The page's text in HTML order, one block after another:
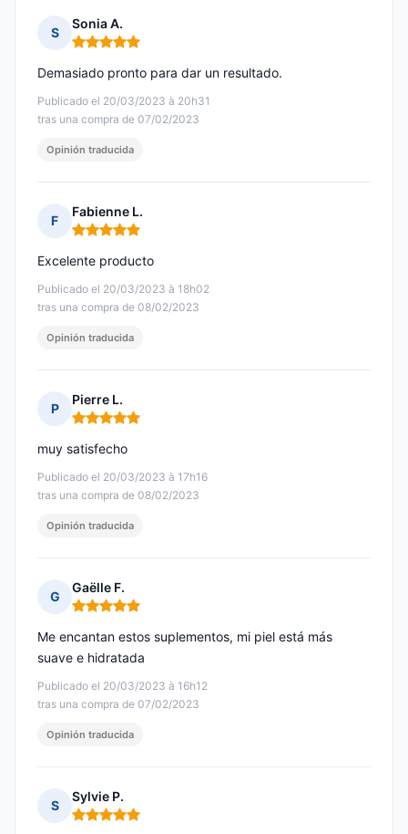
S
Sonia A.
Nota: 5 de 5
Publicado el 20/03/2023 à 20h31
tras una compra de 07/02/2023
Demasiado pronto para dar un resultado.
Opinión traducida
F
Fabienne L.
Nota: 5 de 5
Publicado el 20/03/2023 à 18h02
tras una compra de 08/02/2023
Excelente producto
Opinión traducida
P
Pierre L.
Nota: 5 de 5
Publicado el 20/03/2023 à 17h16
tras una compra de 08/02/2023
muy satisfecho
Opinión traducida
G
Gaëlle F.
Nota: 5 de 5
Publicado el 20/03/2023 à 16h12
tras una compra de 07/02/2023
Me encantan estos suplementos, mi piel está más
suave e hidratada
Opinión traducida
S
Sylvie P.
Nota: 5 de 5